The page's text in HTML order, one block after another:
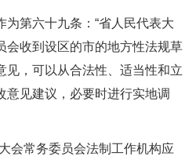
第六十九条：“省人民代表大
会收到设区的市的地方性法规草
见，可以从合法性、适当性和立
意见建议，必要时进行实地调
常务委员会法制工作机构应